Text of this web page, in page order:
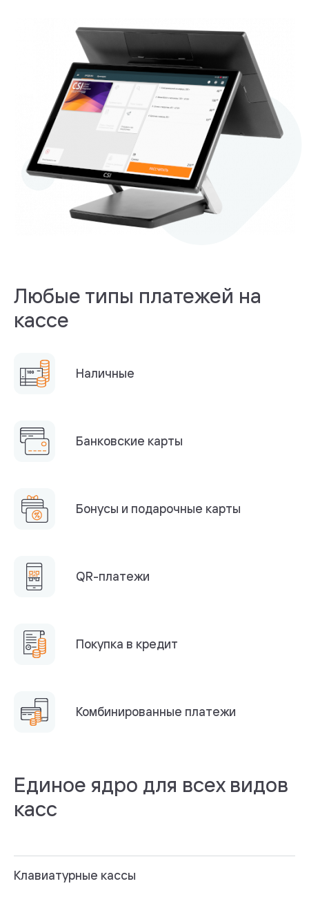
Любые типы платежей на
кассе
Наличные
Банковские карты
Бонусы и подарочные карты
QR-платежи
Покупка в кредит
Комбинированные платежи
Единое ядро для всех видов
касс
Клавиатурные кассы